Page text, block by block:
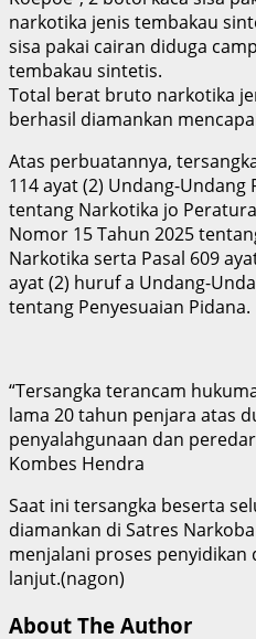
narkotika jenis tembakau
sisa pakai cairan diduga
tembakau sintetis.
Total berat bruto narkotika
berhasil diamankan
Atas perbuatannya,
114 ayat (2) Undang-Undang
tentang Narkotika jo
Nomor 15 Tahun 2025
Narkotika serta Pasal 609
ayat (2) huruf a Undang-
tentang Penyesuaian Pidana.
“Tersangka terancam
lama 20 tahun penjara atas
penyalahgunaan dan
Kombes Hendra
Saat ini tersangka beserta
diamankan di Satres
menjalani proses penyidikan
lanjut.(nagon)
About The Author